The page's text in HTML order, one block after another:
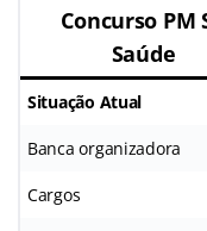
Concurso PM
Saúde
Situação Atual
Banca organizadora
Cargos